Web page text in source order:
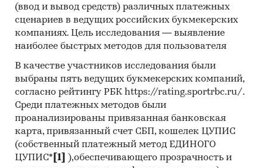
Кабинетное исследование. Поиск и анализ
информации из различных источников,
проведение расчетов. Статистика и
аналитика
Прогноз ГидМаркет. Современные
статистические методы прогнозирования с
поправкой на мнение экспертов.
Отчет отражает мнение авторов и не является
инвестиционной рекомендацией
Категории: Промышленность / ... /
(ввод и вывод средств) различных платежных
сценариев в ведущих российских букмекерских
компаниях. Цель исследования — выявление
наиболее быстрых методов для пользователя
В качестве участников исследования были
выбраны пять ведущих букмекерских компаний,
согласно рейтингу РБК https://rating.sportrbc.ru/.
Среди платежных методов были
проанализированы привязанная банковская
карта, привязанный счет СБП, кошелек ЦУПИС
(собственный платежный метод ЕДИНОГО
ЦУПИС* [1]
),обеспечивающего прозрачность и